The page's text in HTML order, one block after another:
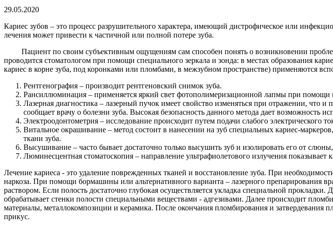
29.05.2020
Кариес зубов – это процесс разрушительного характера, имеющий дистрофическое или
лечения может привести к частичной или полной потере зуба.
Пациент по своим субъективным ощущениям сам способен понять о возникновении
проводится стоматологом при помощи специального зеркала и зонда: в местах образования
кариес в корне зуба, под коронками или пломбами, в межзубном пространстве) применяются
Рентгенография – производит рентгеновский снимок зуба.
Рансиллюминация – применяется яркий свет фотополимеризационной лапмы при
Лазерная диагностика – лазерный пучок имеет свойство изменяться при отражении, что
сообщает врачу о болезни зуба. Высокая безопасность данного метода дает возможность
Электроодонтометрия – исследование происходит путем подачи слабого электрического
Витальное окрашивание – метод состоит в нанесении на зуб специальных кариес-
ткани зуба.
Высушивание – часто бывает достаточно только высушить зуб и изолировать его от слюны,
Люминесцентная стоматоскопия – направление ультрафиолетового излучения
Лечение кариеса - это удаление поврежденных тканей и восстановление зуба. При
наркоза. При помощи бормашины или альтернативного варианта – лазерного препарирования
раствором. Если полость достаточно глубокая осуществляется укладка специальной
обрабатывает стенки полости специальными веществами - адгезивами. Далее происходит
материалы, металлокомпозиции и керамика. После окончания пломбирования и затвердевания
прикус.